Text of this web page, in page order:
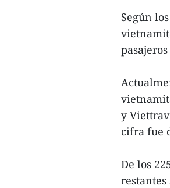
Según
y
cifra fue
De los